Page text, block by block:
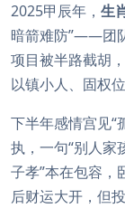
2025甲辰年， 生
暗箭难防”——团
项目被半路截胡
以镇小人、固权位
下半年感情宫见“
执，一句“别人家
子孝”本在包容，
后财运大开，但